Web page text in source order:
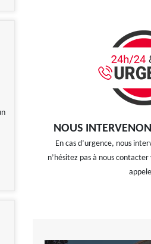
NOUS
En cas d’urgence, nous
n’hésitez pas à nous